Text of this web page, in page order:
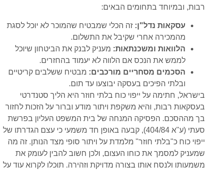
רבות, ובמיוחד בתחומים הבאים:
עסקאות נדל"ן: זה הכלי שמבטיח שהמוכר לא יוכל לסגת
מהמכירה אחרי שקיבל את התשלום.
הלוואות ומשכנתאות: מעניק לבנק את הביטחון שיוכל
לממש את הנכס אם הלווה לא יעמוד בהחזרים.
הסכמים מסחריים מורכבים: מבטיח ששלבים קריטיים
ובלתי הפיכים בעסקה יבוצעו עד תום.
בישראל, חתימה על ייפוי כוח בלתי חוזר היא הליך סטנדרטי
בעסקאות רבות, והיא משקפת ויתור מודע וברור על הזכות לחזור
בך מההסכם. הפסיקה המנחה של בית המשפט העליון בפרשת
סעתי (ע"א 404/84), קבעה באופן חד משמעי כי עצם הגדרתו של
ייפוי כוח כ"בלתי חוזר" מלמדת על ויתור סופי מצד הנותן. זה מה
שמעניק למסמך את כוחו העצום, ולכן חשוב להבין לעומק את
משמעותו ולנסח אותו בצורה מדויקת וזהירה. תוכלו לקרוא עוד על